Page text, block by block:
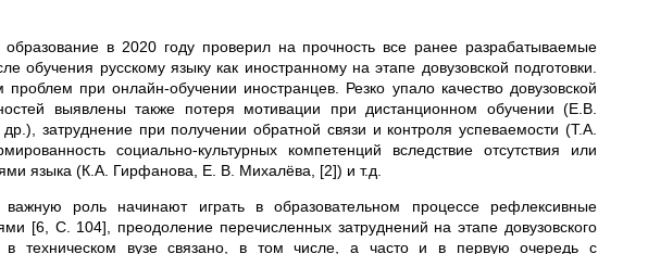
в 2020 году проверил на прочность все ранее разрабатываемые
обучения русскому языку как иностранному на этапе довузовской подготовки.
проблем при онлайн-обучении иностранцев. Резко упало качество довузовской
выявлены также потеря мотивации при дистанционном обучении (Е.В.
затруднение при получении обратной связи и контроля успеваемости (Т.А.
социально-культурных компетенций вследствие отсутствия или
языка (К.А. Гирфанова, Е. В. Михалёва, [2]) и т.д.
роль начинают играть в образовательном процессе рефлексивные
[6, С. 104], преодоление перечисленных затруднений на этапе довузовского
в техническом вузе связано, в том числе, а часто и в первую очередь с